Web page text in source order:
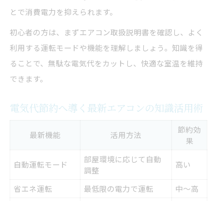
とで消費電力を抑えられます。
初心者の方は、まずエアコン取扱説明書を確認し、よく
利用する運転モードや機能を理解しましょう。知識を得
ることで、無駄な電気代をカットし、快適な室温を維持
できます。
電気代節約へ導く最新エアコンの知識活用術
最新機能 活用方法
節約効
果
自動運転モード
部屋環境に応じて自動
調整
高い
省エネ運転 最低限の電力で運転
中～高